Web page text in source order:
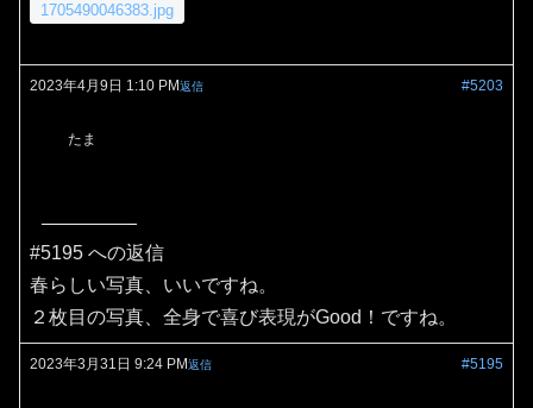
1705490046383.jpg
2023年4月9日 1:10 PM #5203
返信
たま
#5195 への返信
春らしい写真、いいですね。
２枚目の写真、全身で喜び表現がGood！ですね。
2023年3月31日 9:24 PM #5195
返信